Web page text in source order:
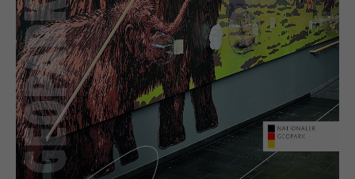
Sie zu erkennen und somit Ihre Sitzung offen
zu halten. Es speichert bei einem Benutzer-
Login für einen geschlossenen Bereich die
Benutzer-ID als verschlüsselten Wert (sog.
"hash-Wert") zum entsprechenden
Datenbankeintrag des Nutzers.
Name PHPSESSID
Laufzeit 13 Monate
Zweck
Dient zur anonymen Wiedererkennung eines
Besuchers.
Name _pk_ses*
Anbieter Matomo